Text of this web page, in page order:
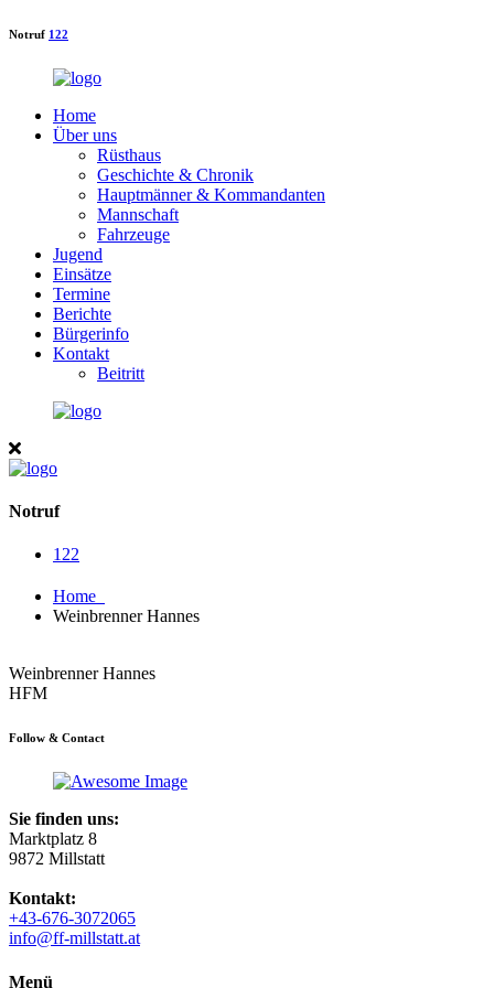
Notruf 122
Home
Über uns
Rüsthaus
Geschichte & Chronik
Hauptmänner & Kommandanten
Mannschaft
Fahrzeuge
Jugend
Einsätze
Termine
Berichte
Bürgerinfo
Kontakt
Beitritt
Notruf
122
Home
Weinbrenner Hannes
Weinbrenner Hannes
HFM
Follow & Contact
Sie finden uns:
Marktplatz 8
9872 Millstatt
Kontakt:
+43-676-3072065
info@ff-millstatt.at
Menü